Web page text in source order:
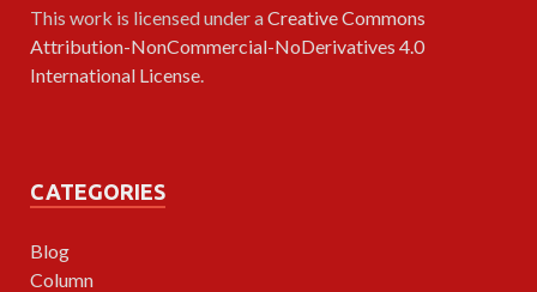
This work is licensed under aCreative Commons
Attribution-NonCommercial-NoDerivatives 4.0
International License.
CATEGORIES
Blog
Column